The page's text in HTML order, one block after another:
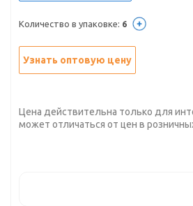
Количество в упаковке: 6
Узнать оптовую цену
Цена действительна только для
может отличаться от цен в